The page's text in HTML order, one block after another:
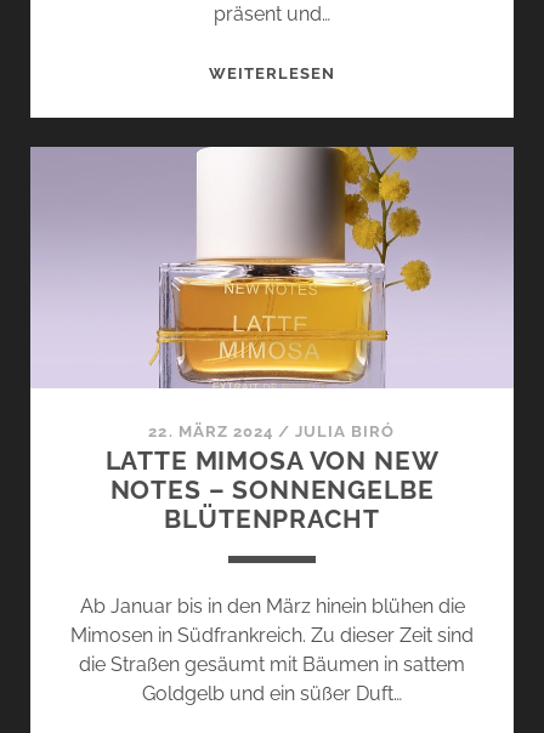
präsent und…
WEITERLESEN
VIOLETTE
VON
NEW
NOTES
–
LILA
DUFTGENUSS
22. MÄRZ 2024 /JULIA BIRÓ
LATTE MIMOSA VON NEW
NOTES – SONNENGELBE
BLÜTENPRACHT
Ab Januar bis in den März hinein blühen die
Mimosen in Südfrankreich. Zu dieser Zeit sind
die Straßen gesäumt mit Bäumen in sattem
Goldgelb und ein süßer Duft…